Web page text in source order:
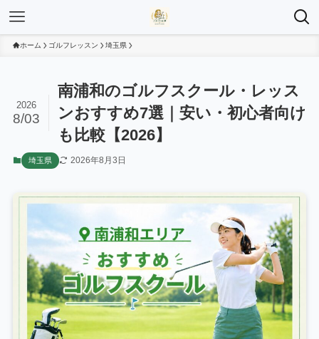
ホーム ゴルフレッスン 埼玉県
南浦和のゴルフスクール・レッス
ンおすすめ7選｜安い・初心者向け
も比較【2026】
2026
8/03
埼玉県 2026年8月3日